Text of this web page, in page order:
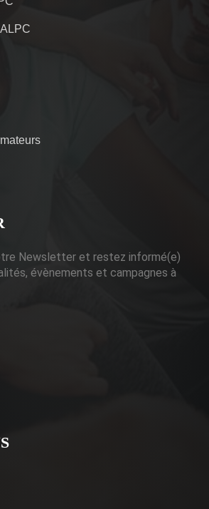
Newsletter et restez informé(e)
évènements et campagnes à